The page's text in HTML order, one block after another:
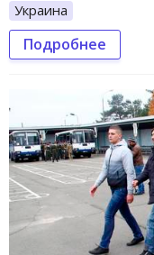
Украина
Подробнее